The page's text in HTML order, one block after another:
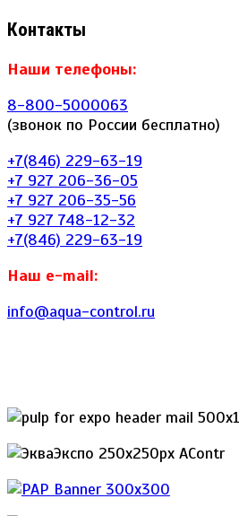
Контакты
Наши телефоны:
8-800-5000063
(звонок по России бесплатно)
+7(846) 229-63-19
+7 927 206-36-05
+7 927 206-35-56
+7 927 748-12-32
+7(846) 229-63-19
Наш e-mail:
info@aqua-control.ru